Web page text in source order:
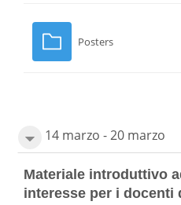
Posters
14 marzo - 20 marzo
Materiale introduttivo
interesse per i docenti